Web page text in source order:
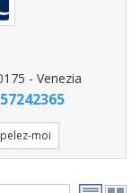
- Venezia
moi